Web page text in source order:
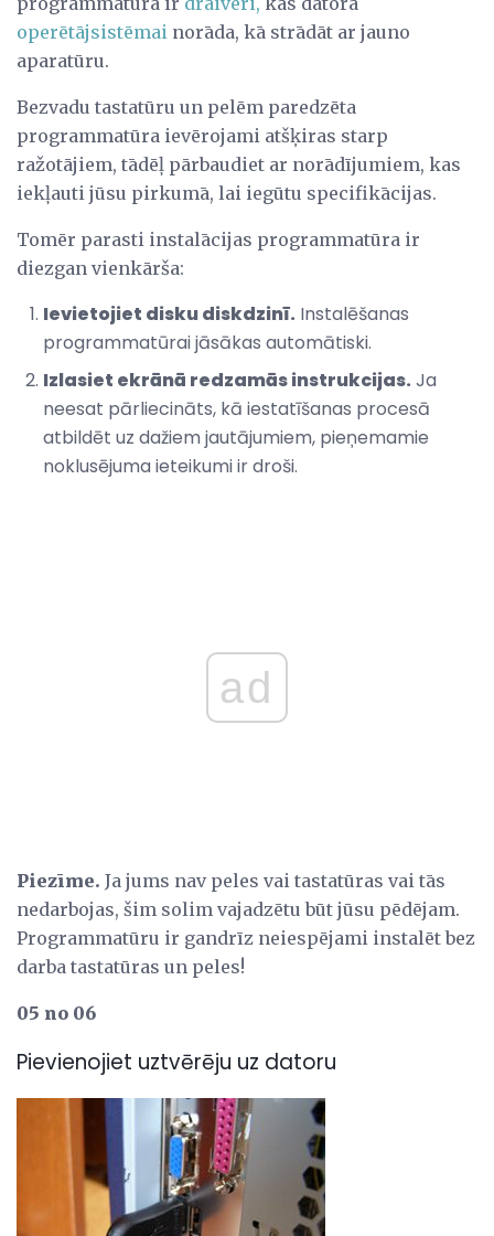
operētājsistēmai norāda, kā strādāt ar jauno
aparatūru.
Bezvadu tastatūru un pelēm paredzēta
programmatūra ievērojami atšķiras starp
ražotājiem, tādēļ pārbaudiet ar norādījumiem, kas
iekļauti jūsu pirkumā, lai iegūtu specifikācijas.
Tomēr parasti instalācijas programmatūra ir
diezgan vienkārša:
Ievietojiet disku diskdzinī. Instalēšanas
programmatūrai jāsākas automātiski.
Izlasiet ekrānā redzamās instrukcijas. Ja
neesat pārliecināts, kā iestatīšanas procesā
atbildēt uz dažiem jautājumiem, pieņemamie
noklusējuma ieteikumi ir droši.
ad
Piezīme. Ja jums nav peles vai tastatūras vai tās
nedarbojas, šim solim vajadzētu būt jūsu pēdējam.
Programmatūru ir gandrīz neiespējami instalēt bez
darba tastatūras un peles!
05 no 06
Pievienojiet uztvērēju uz datoru